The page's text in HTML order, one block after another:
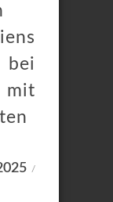
mit
/